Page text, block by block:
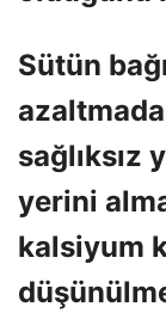
Sütün
sağlıksız
yerini
kalsiyum